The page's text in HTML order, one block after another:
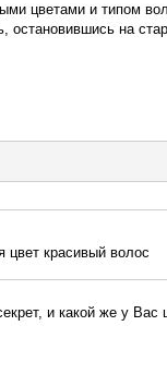
цветами и типом
остановившись на
цвет красивый волос
и какой же у